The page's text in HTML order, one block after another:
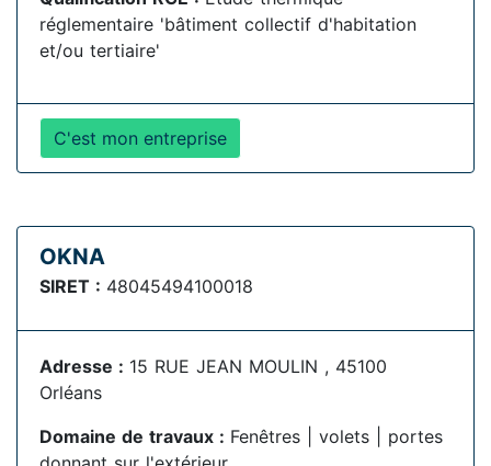
réglementaire 'bâtiment collectif d'habitation
et/ou tertiaire'
C'est mon entreprise
OKNA
SIRET : 48045494100018
Adresse : 15 RUE JEAN MOULIN , 45100
Orléans
Domaine de travaux : Fenêtres | volets | portes